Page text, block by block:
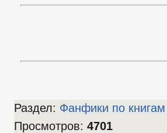
Раздел: Фанфики по книгам
Просмотров: 4701